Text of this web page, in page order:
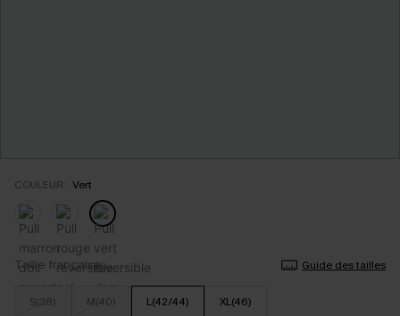
COULEUR: Vert
Taille française Guide des tailles
S(38) M(40) L(42/44) XL(46)